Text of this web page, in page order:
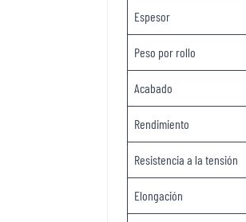
Espesor
Peso por rollo
Acabado
Rendimiento
Resistencia a la tensión
Elongación